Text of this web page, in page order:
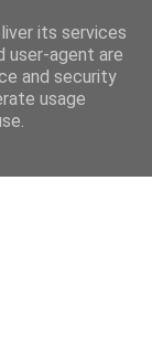
its services
user-agent are
and security
usage